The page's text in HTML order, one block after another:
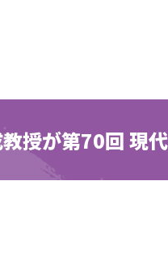
授が第70回 現